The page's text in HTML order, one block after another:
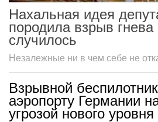
Нахальная идея
породила взрыв
случилось
Незалежные ни в чем себе не
Взрывной
аэропорту Германии
угрозой нового уровня